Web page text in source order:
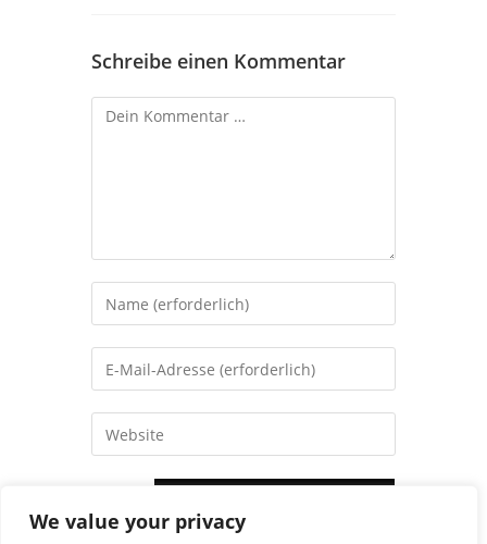
We value your privacy
Schreibe einen Kommentar